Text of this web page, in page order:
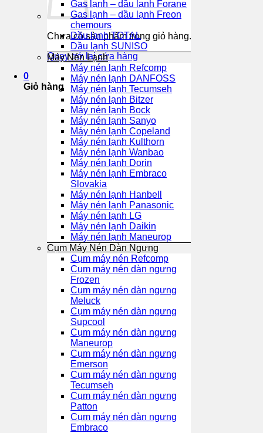
Chưa có sản phẩm trong giỏ hàng.
Quay trở lại cửa hàng
0
Giỏ hàng
Gas lạnh – dầu lạnh Forane
Gas lạnh – dầu lạnh Freon
chemours
Dầu lạnh TOTAL
Dầu lạnh SUNISO
Máy Nén Lạnh
Máy nén lạnh Refcomp
Máy nén lạnh DANFOSS
Máy nén lạnh Tecumseh
Máy nén lạnh Bitzer
Máy nén lạnh Bock
Máy nén lạnh Sanyo
Máy nén lạnh Copeland
Máy nén lạnh Kulthorn
Máy nén lạnh Wanbao
Máy nén lạnh Dorin
Máy nén lạnh Embraco
Slovakia
Máy nén lạnh Hanbell
Máy nén lạnh Panasonic
Máy nén lạnh LG
Máy nén lạnh Daikin
Máy nén lạnh Maneurop
Cụm Máy Nén Dàn Ngưng
Cụm máy nén Refcomp
Cụm máy nén dàn ngưng
Frozen
Cụm máy nén dàn ngưng
Meluck
Cụm máy nén dàn ngưng
Supcool
Cụm máy nén dàn ngưng
Maneurop
Cụm máy nén dàn ngưng
Emerson
Cụm máy nén dàn ngưng
Tecumseh
Cụm máy nén dàn ngưng
Patton
Cụm máy nén dàn ngưng
Embraco